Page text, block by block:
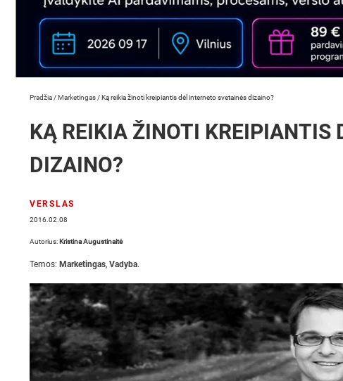
Pradžia /Marketingas /Ką reikia žinoti kreipiantis dėl interneto svetainės dizaino?
KĄ REIKIA ŽINOTI KREIPIANTIS
DIZAINO?
VERSLAS
2016.02.08
Autorius: Kristina Augustinaitė
Temos: Marketingas, Vadyba.